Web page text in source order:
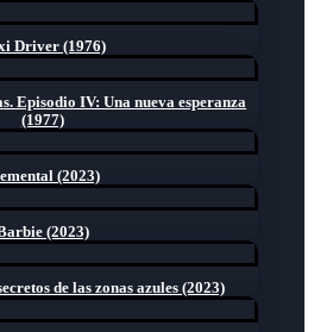
Driver (1976)
Episodio IV: Una nueva esperanza
(1977)
(2023)
(2023)
de las zonas azules (2023)